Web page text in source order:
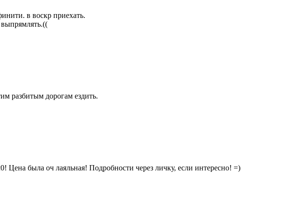
в воскр приехать.
разбитым дорогам ездить.
Цена была оч лаяльная! Подробности через личку, если интересно! =)